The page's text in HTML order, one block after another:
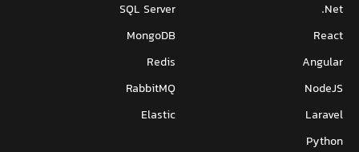
Net.
React
Angular
NodeJS
Laravel
Python
SQL Server
MongoDB
Redis
RabbitMQ
Elastic